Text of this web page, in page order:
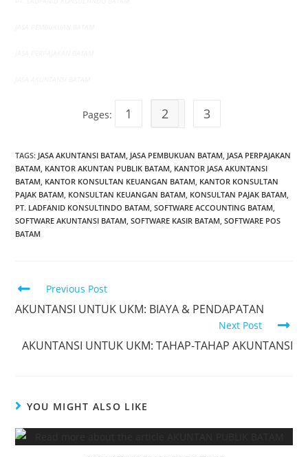
Pages: 1 2 3
TAGS: JASA AKUNTANSI BATAM, JASA PEMBUKUAN BATAM, JASA PERPAJAKAN
BATAM, KANTOR AKUNTAN PUBLIK BATAM, KANTOR JASA AKUNTANSI
BATAM, KANTOR KONSULTAN KEUANGAN BATAM, KANTOR KONSULTAN
PAJAK BATAM, KONSULTAN KEUANGAN BATAM, KONSULTAN PAJAK BATAM,
PT. LADFANID KONSULTINDO BATAM, SOFTWARE ACCOUNTING BATAM,
SOFTWARE AKUNTANSI BATAM, SOFTWARE KASIR BATAM, SOFTWARE POS
BATAM
Previous Post
AKUNTANSI UNTUK UKM: BIAYA & PENDAPATAN
Next Post
AKUNTANSI UNTUK UKM: TAHAP-TAHAP AKUNTANSI
YOU MIGHT ALSO LIKE